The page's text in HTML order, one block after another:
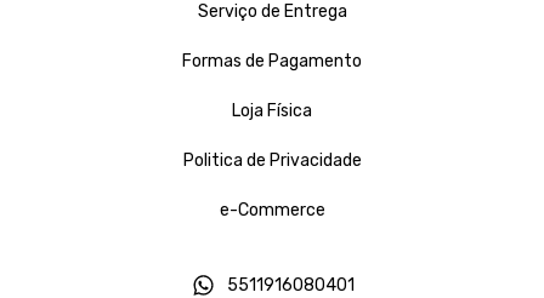
Serviço de Entrega
Formas de Pagamento
Loja Física
Politica de Privacidade
e-Commerce
5511916080401